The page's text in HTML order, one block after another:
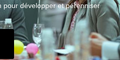
pour développer et pérenniser